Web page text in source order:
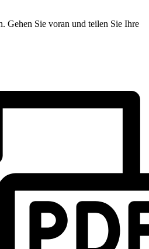
Gehen Sie voran und teilen Sie Ihre